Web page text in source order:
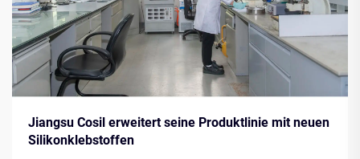
Jiangsu Cosil erweitert seine Produktlinie mit neuen
Silikonklebstoffen